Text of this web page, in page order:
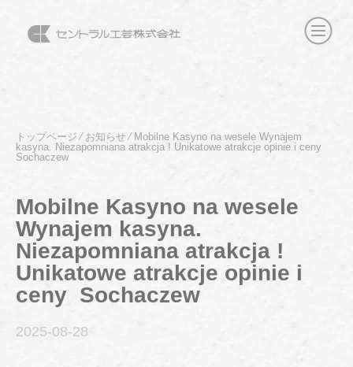
トップページ⁄ お知らせ⁄ Mobilne Kasyno na wesele Wynajem
kasyna. Niezapomniana atrakcja ! Unikatowe atrakcje opinie i ceny ️
Sochaczew
Mobilne Kasyno na wesele
Wynajem kasyna.
Niezapomniana atrakcja !
Unikatowe atrakcje opinie i
ceny ️ Sochaczew
2025-08-28